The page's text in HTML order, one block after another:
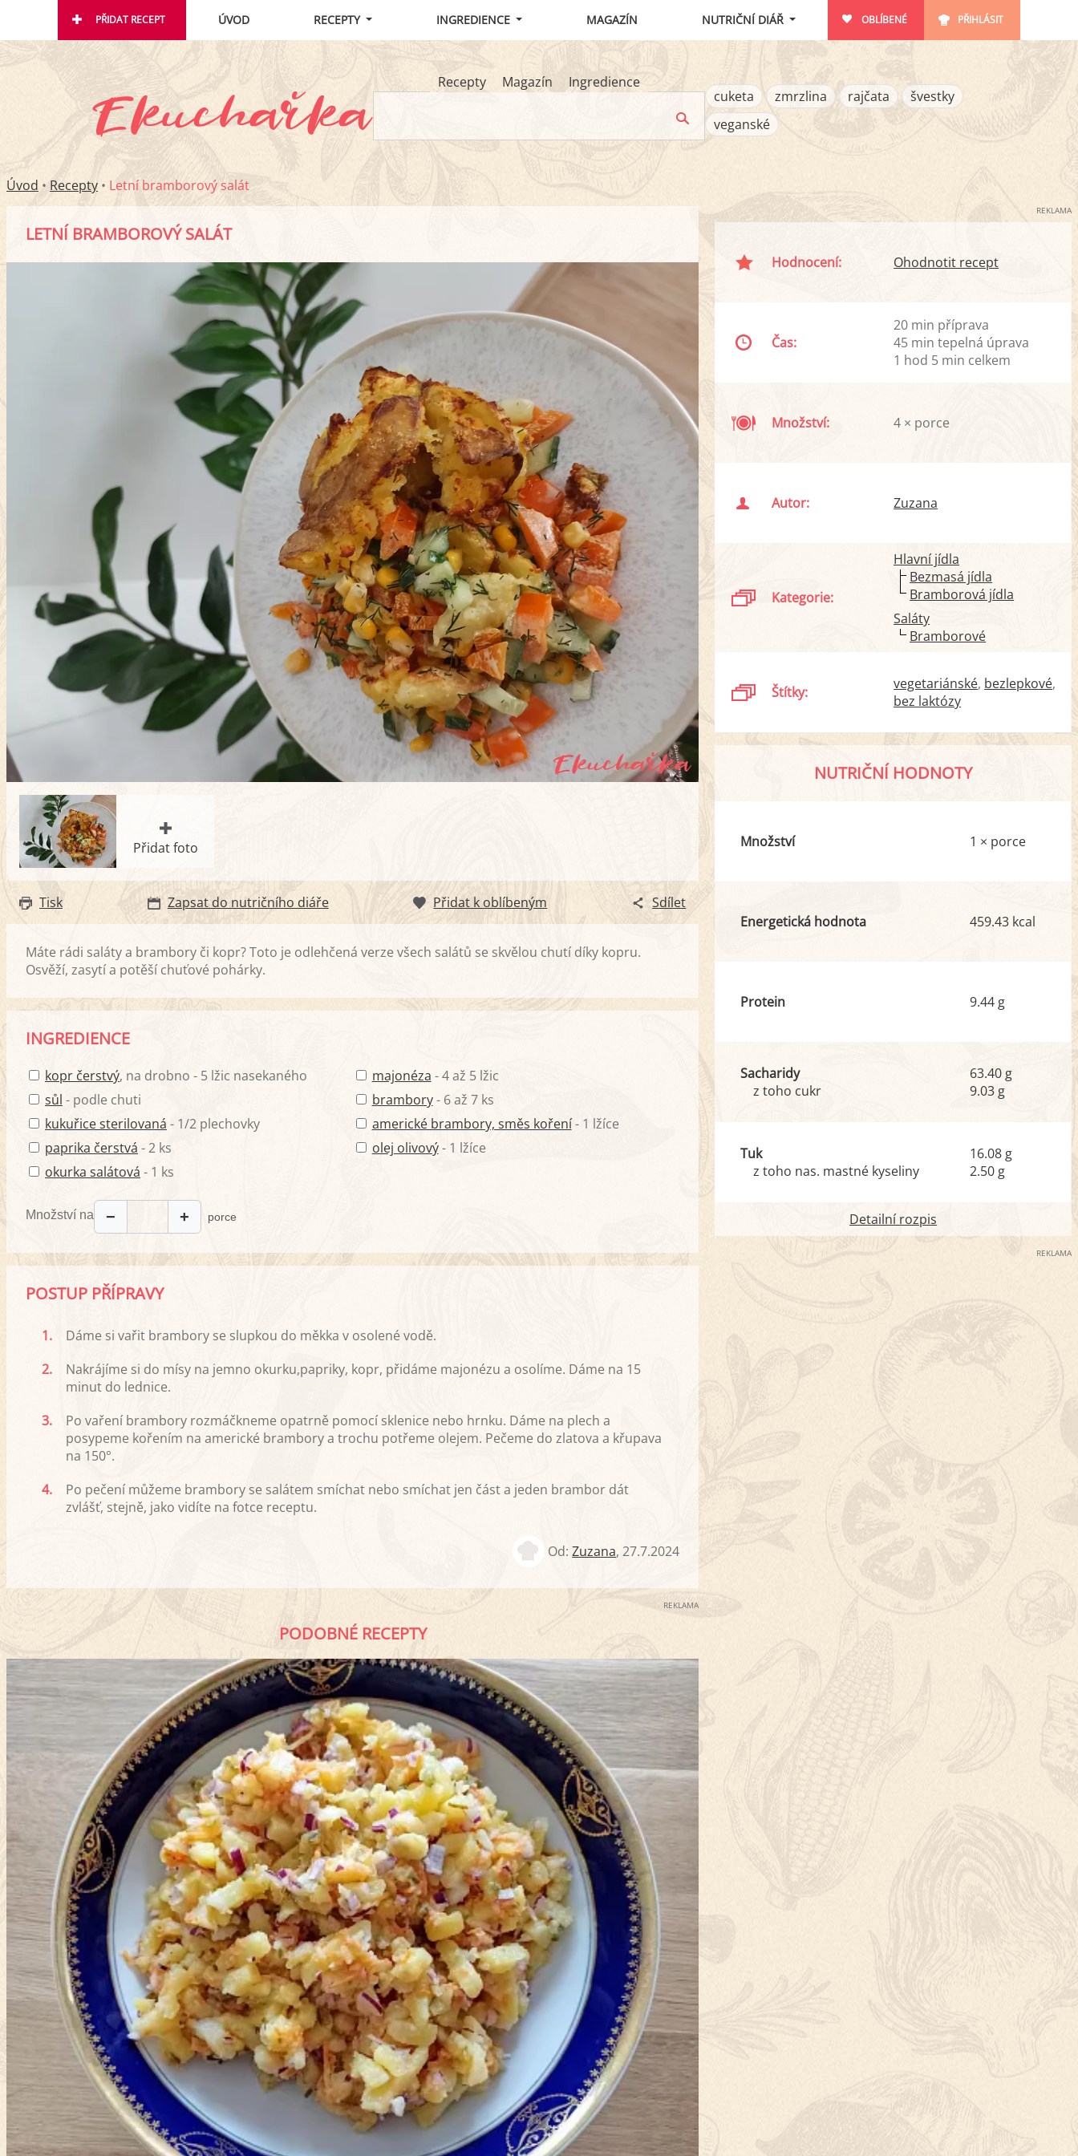
PŘIDAT RECEPT ÚVOD RECEPTY INGREDIENCE MAGAZÍN NUTRIČNÍ DIÁŘ OBLÍBENÉ PŘIHLÁSIT
Recepty Magazín
Ingredience
cuketa
zmrzlina rajčata
švestky
veganské
Úvod • Recepty • Letní bramborový salát
LETNÍ BRAMBOROVÝ SALÁT
Přidat foto
Tisk Zapsat do nutričního diáře Přidat k oblíbeným Sdílet
Máte rádi saláty a brambory či kopr? Toto je odlehčená verze všech salátů se skvělou chutí díky kopru.
Osvěží, zasytí a potěší chuťové pohárky.
INGREDIENCE
kopr čerstvý, na drobno - 5 lžic nasekaného
sůl - podle chuti
kukuřice sterilovaná - 1/2 plechovky
paprika čerstvá - 2 ks
okurka salátová - 1 ks
majonéza - 4 až 5 lžic
brambory- 6 až 7 ks
americké brambory, směs koření- 1 lžíce
olej olivový- 1 lžíce
Množství na − + porce
POSTUP PŘÍPRAVY
1.
Dáme si vařit brambory se slupkou do měkka v osolené vodě.
2.
Nakrájíme si do mísy na jemno okurku,papriky, kopr, přidáme majonézu a osolíme. Dáme na 15
minut do lednice.
3.
Po vaření brambory rozmáčkneme opatrně pomocí sklenice nebo hrnku. Dáme na plech a
posypeme kořením na americké brambory a trochu potřeme olejem. Pečeme do zlatova a křupava
na 150°.
4.
Po pečení můžeme brambory se salátem smíchat nebo smíchat jen část a jeden brambor dát
zvlášť, stejně, jako vidíte na fotce receptu.
Od:Zuzana,27.7.2024
REKLAMA
PODOBNÉ RECEPTY
REKLAMA
Hodnocení: Ohodnotit recept
Čas:
20 min příprava
45 min tepelná úprava
1 hod 5 min celkem
Množství: 4 × porce
Autor: Zuzana
Kategorie:
Hlavní jídla
Bezmasá jídla
Bramborová jídla
Saláty
Bramborové
Štítky: vegetariánské bezlepkové
bez laktózy
NUTRIČNÍ HODNOTY
Množství 1 × porce
Energetická hodnota 459.43 kcal
Protein 9.44 g
Sacharidy
z toho cukr
63.40 g
9.03 g
Tuk
z toho nas. mastné kyseliny
16.08 g
2.50 g
Detailní rozpis
REKLAMA